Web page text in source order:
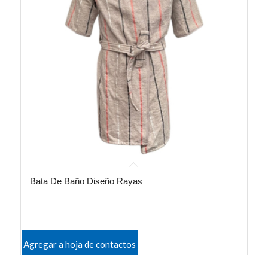
Bata De Baño Diseño Rayas
Agregar a hoja de contactos